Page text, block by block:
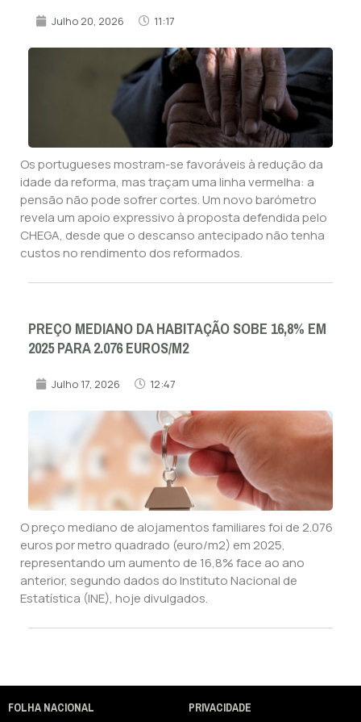
Julho 20, 2026 11:17
Os portugueses mostram-se favoráveis à redução da
idade da reforma, mas traçam uma linha vermelha: a
pensão não pode sofrer cortes. Um novo barómetro
revela um apoio expressivo à proposta defendida pelo
CHEGA, desde que o descanso antecipado não tenha
custos no rendimento dos reformados.
PREÇO MEDIANO DA HABITAÇÃO SOBE 16,8% EM
2025 PARA 2.076 EUROS/M2
Julho 17, 2026 12:47
O preço mediano de alojamentos familiares foi de 2.076
euros por metro quadrado (euro/m2) em 2025,
representando um aumento de 16,8% face ao ano
anterior, segundo dados do Instituto Nacional de
Estatística (INE), hoje divulgados.
FOLHA NACIONAL PRIVACIDADE